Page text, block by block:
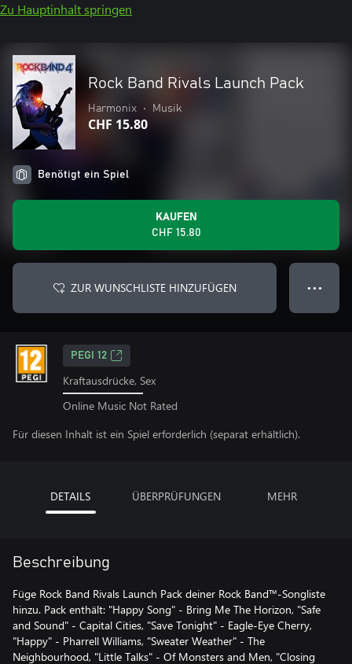
Zu Hauptinhalt springen
Rock Band Rivals Launch Pack
Harmonix • Musik
CHF 15.80
Benötigt ein Spiel
KAUFEN
CHF 15.80
ZUR WUNSCHLISTE HINZUFÜGEN ● ● ●
PEGI 12
Kraftausdrücke, Sex
Online Music Not Rated
Für diesen Inhalt ist ein Spiel erforderlich (separat erhältlich).
DETAILS ÜBERPRÜFUNGEN MEHR
Beschreibung
Füge Rock Band Rivals Launch Pack deiner Rock Band™-Songliste
hinzu. Pack enthält: "Happy Song" - Bring Me The Horizon, "Safe
and Sound" - Capital Cities, "Save Tonight" - Eagle-Eye Cherry,
"Happy" - Pharrell Williams, "Sweater Weather" - The
Neighbourhood, "Little Talks" - Of Monsters and Men, "Closing